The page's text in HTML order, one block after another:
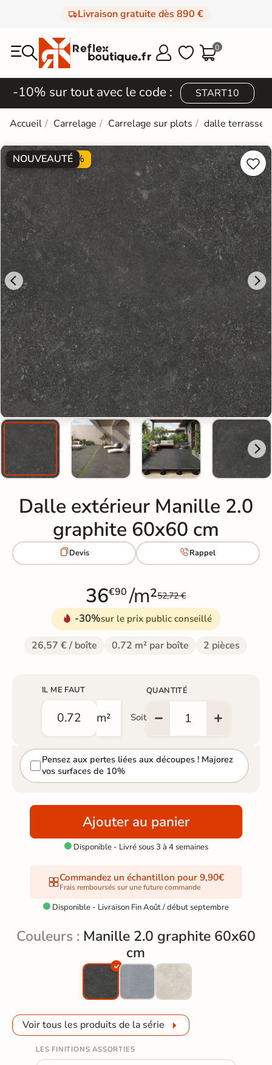
Livraison gratuite dès 890 €
  0
-10% sur tout avec le code : START10
Accueil Carrelage Carrelage sur plots dalle terrasse
PROMO -30%
NOUVEAUTÉ 

Dalle extérieur Manille 2.0
graphite 60x60 cm
Devis Rappel
36€90 /m²52,72 €
-30%sur le prix public conseillé
26,57 € / boîte 0.72 m² par boîte 2 pièces
IL ME FAUT
m² Soit
QUANTITÉ
Pensez aux pertes liées aux découpes ! Majorez
vos surfaces de 10%
Ajouter au panier
Disponible - Livré sous 3 à 4 semaines
Commandez un échantillon pour 9,90€
Frais remboursés sur une future commande
 Disponible - Livraison Fin Août / début septembre
Couleurs : Manille 2.0 graphite 60x60
cm
Voir tous les produits de la série
LES FINITIONS ASSORTIES